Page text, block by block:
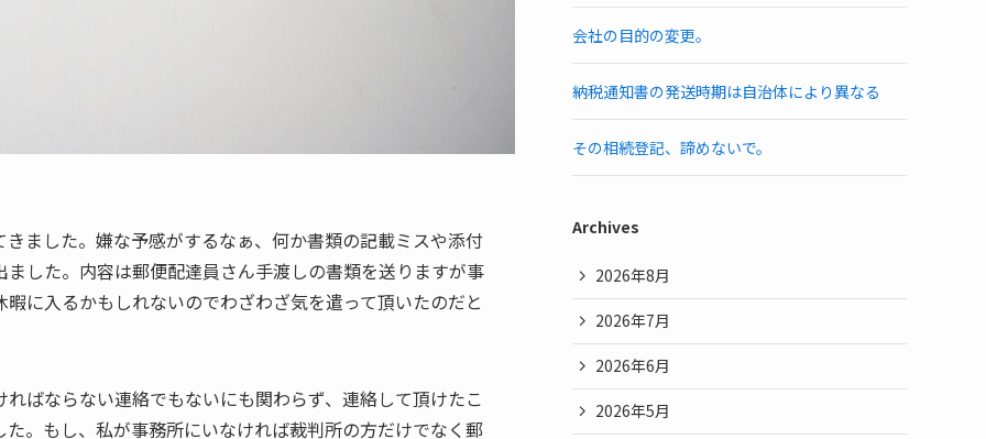
ました。嫌な予感がするなぁ、何か書類の記載ミスや添付
した。内容は郵便配達員さん手渡しの書類を送りますが事
に入るかもしれないのでわざわざ気を遣って頂いたのだと
ばならない連絡でもないにも関わらず、連絡して頂けたこ
。もし、私が事務所にいなければ裁判所の方だけでなく郵
会社の目的の変更。
納税通知書の発送時期は自治体により異なる
その相続登記、諦めないで。
Archives
2026年8月
2026年7月
2026年6月
2026年5月